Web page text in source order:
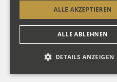
ALLE AKZEPTIEREN
ALLE ABLEHNEN
DETAILS ANZEIGEN